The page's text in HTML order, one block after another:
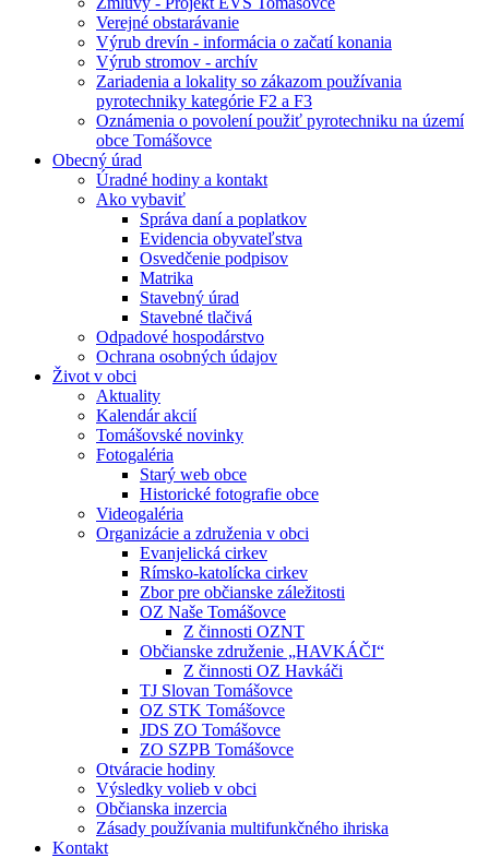
Verejné obstarávanie
Výrub drevín - informácia o začatí konania
Výrub stromov - archív
Zariadenia a lokality so zákazom používania
pyrotechniky kategórie F2 a F3
Oznámenia o povolení použiť pyrotechniku na území
obce Tomášovce
Obecný úrad
Úradné hodiny a kontakt
Ako vybaviť
Správa daní a poplatkov
Evidencia obyvateľstva
Osvedčenie podpisov
Matrika
Stavebný úrad
Stavebné tlačivá
Odpadové hospodárstvo
Ochrana osobných údajov
Život v obci
Aktuality
Kalendár akcií
Tomášovské novinky
Fotogaléria
Starý web obce
Historické fotografie obce
Videogaléria
Organizácie a združenia v obci
Evanjelická cirkev
Rímsko-katolícka cirkev
Zbor pre občianske záležitosti
OZ Naše Tomášovce
Z činnosti OZNT
Občianske združenie „HAVKÁČI“
Z činnosti OZ Havkáči
TJ Slovan Tomášovce
OZ STK Tomášovce
JDS ZO Tomášovce
ZO SZPB Tomášovce
Otváracie hodiny
Výsledky volieb v obci
Občianska inzercia
Zásady používania multifunkčného ihriska
Kontakt